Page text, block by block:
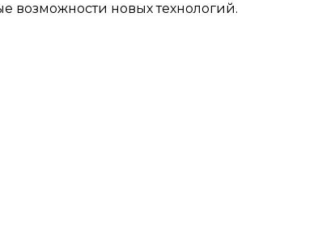
возможности новых технологий.